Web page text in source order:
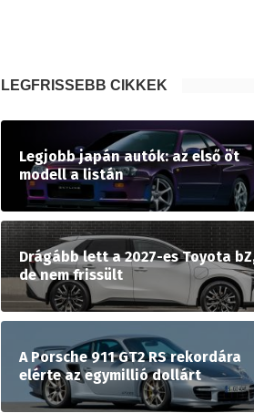
LEGFRISSEBB CIKKEK
Legjobb japán autók: az első öt
modell a listán
Drágább lett a 2027-es Toyota
de nem frissült
A Porsche 911 GT2 RS rekordára
elérte az egymillió dollárt